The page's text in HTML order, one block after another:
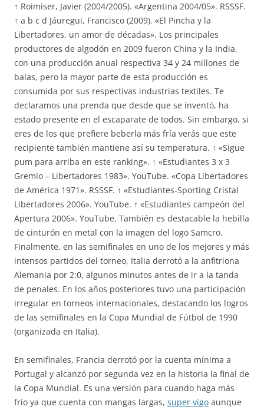
↑ Roimiser, Javier (2004/2005). «Argentina 2004/05». RSSSF.
↑ a b c d Jáuregui, Francisco (2009). «El Pincha y la
Libertadores, un amor de décadas». Los principales
productores de algodón en 2009 fueron China y la India,
con una producción anual respectiva 34 y 24 millones de
balas, pero la mayor parte de esta producción es
consumida por sus respectivas industrias textiles. Te
declaramos una prenda que desde que se inventó, ha
estado presente en el escaparate de todos. Sin embargo, si
eres de los que prefiere beberla más fría verás que este
recipiente también mantiene así su temperatura. ↑ «Sigue
pum para arriba en este ranking». ↑ «Estudiantes 3 x 3
Gremio – Libertadores 1983». YouTube. «Copa Libertadores
de América 1971». RSSSF. ↑ «Estudiantes-Sporting Cristal
Libertadores 2006». YouTube. ↑ «Estudiantes campeón del
Apertura 2006». YouTube. También es destacable la hebilla
de cinturón en metal con la imagen del logo Samcro.
Finalmente, en las semifinales en uno de los mejores y más
intensos partidos del torneo, Italia derrotó a la anfitriona
Alemania por 2:0, algunos minutos antes de ir a la tanda
de penales. En los años posteriores tuvo una participación
irregular en torneos internacionales, destacando los logros
de las semifinales en la Copa Mundial de Fútbol de 1990
(organizada en Italia).
En semifinales, Francia derrotó por la cuenta mínima a
Portugal y alcanzó por segunda vez en la historia la final de
la Copa Mundial. Es una versión para cuando haga más
frío ya que cuenta con mangas largas, super vigo aunque